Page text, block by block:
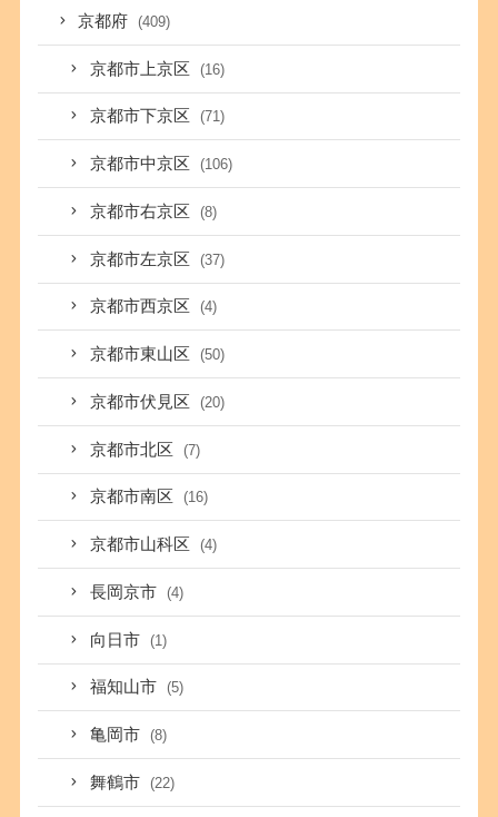
京都府 (409)
京都市上京区 (16)
京都市下京区 (71)
京都市中京区 (106)
京都市右京区 (8)
京都市左京区 (37)
京都市西京区 (4)
京都市東山区 (50)
京都市伏見区 (20)
京都市北区 (7)
京都市南区 (16)
京都市山科区 (4)
長岡京市 (4)
向日市 (1)
福知山市 (5)
亀岡市 (8)
舞鶴市 (22)